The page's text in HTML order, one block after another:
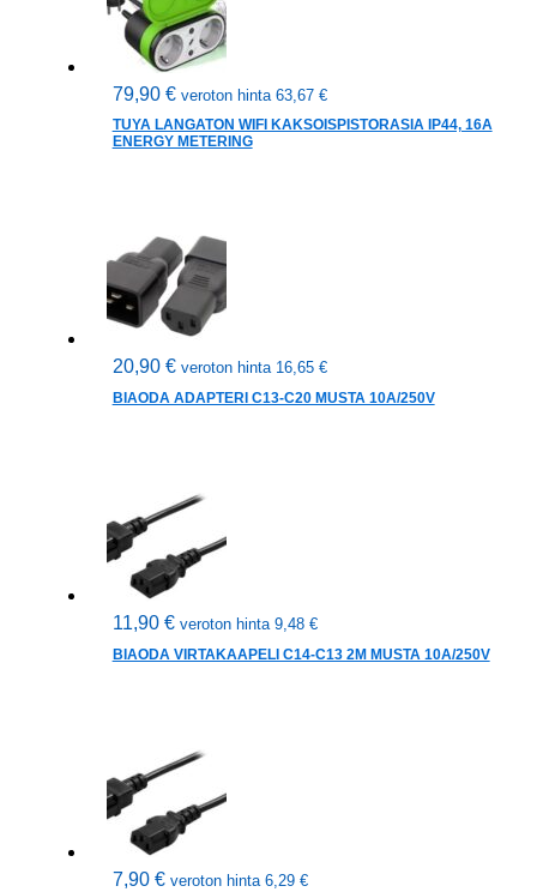
79,90 € veroton hinta 63,67 €
TUYA LANGATON WIFI KAKSOISPISTORASIA IP44, 16A
ENERGY METERING
20,90 € veroton hinta 16,65 €
BIAODA ADAPTERI C13-C20 MUSTA 10A/250V
11,90 € veroton hinta 9,48 €
BIAODA VIRTAKAAPELI C14-C13 2M MUSTA 10A/250V
7,90 € veroton hinta 6,29 €